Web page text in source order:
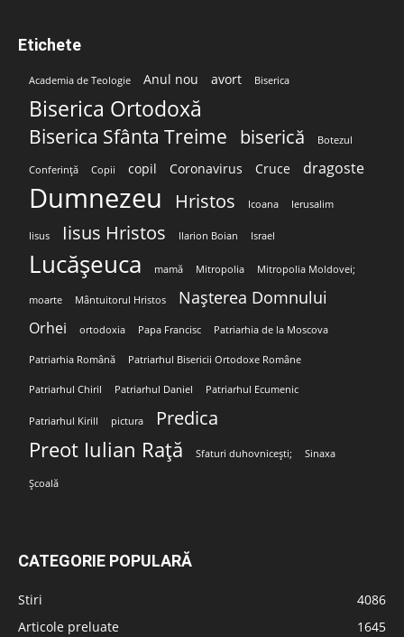
Etichete
Academia de Teologie Anul nou avort Biserica
Biserica Ortodoxă
Biserica Sfânta Treime biserică Botezul
Conferință Copii copil Coronavirus Cruce dragoste
Dumnezeu Hristos Icoana Ierusalim
Iisus Iisus Hristos Ilarion Boian Israel
Lucășeuca mamă Mitropolia Mitropolia Moldovei;
moarte Mântuitorul Hristos Nașterea Domnului
Orhei ortodoxia Papa Francisc Patriarhia de la Moscova
Patriarhia Română Patriarhul Bisericii Ortodoxe Române
Patriarhul Chiril Patriarhul Daniel Patriarhul Ecumenic
Patriarhul Kirill pictura Predica
Preot Iulian Rață Sfaturi duhovnicești; Sinaxa
Școală
CATEGORIE POPULARĂ
Stiri
4086
Articole preluate
1645